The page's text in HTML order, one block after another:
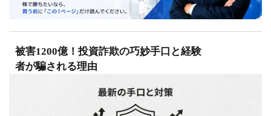
被害1200億！投資詐欺の巧妙手口と経験
者が騙される理由